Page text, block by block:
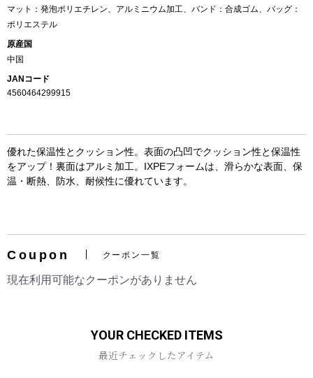
マット：発泡ポリエチレン、アルミニウム加工、バンド：合成ゴム、バッグ：
ポリエステル
原産国
中国
JANコード
4560464299915
優れた保温性とクッション性。表面の凸凹でクッション性と保温性
をアップ！裏面はアルミ加工。IXPEフォームは、滑らかな表面、保
温・断熱、防水、耐候性に優れています。
Coupon クーポン一覧
現在利用可能なクーポンがありません
YOUR CHECKED ITEMS
最近チェックしたアイテム